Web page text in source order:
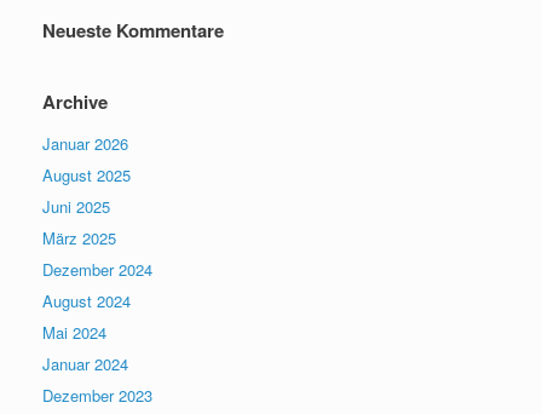
Neueste Kommentare
Archive
Januar 2026
August 2025
Juni 2025
März 2025
Dezember 2024
August 2024
Mai 2024
Januar 2024
Dezember 2023